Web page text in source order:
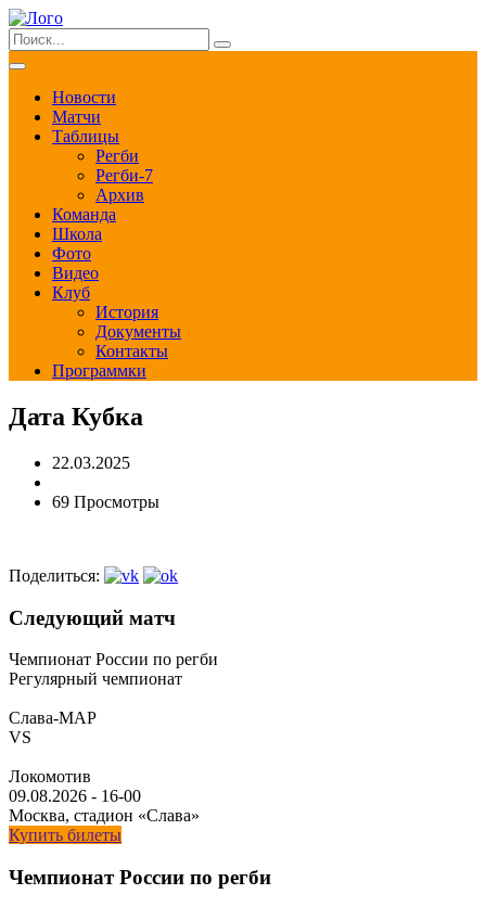
Новости
Матчи
Таблицы
Регби
Регби-7
Архив
Команда
Школа
Фото
Видео
Клуб
История
Документы
Контакты
Программки
Дата Кубка
22.03.2025
69 Просмотры
Поделиться:
Следующий матч
Чемпионат России по регби
Регулярный чемпионат
Слава-МАР
VS
Локомотив
09.08.2026 - 16-00
Москва, стадион «Слава»
Купить билеты
Чемпионат России по регби